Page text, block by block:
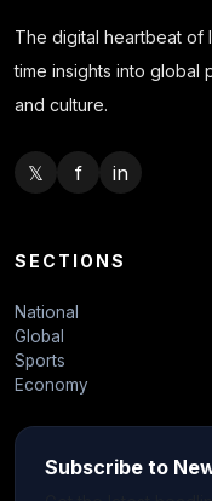
The digital heartbeat of
time insights into global
and culture.
𝕏 f in
SECTIONS
National
Global
Sports
Economy
Subscribe to